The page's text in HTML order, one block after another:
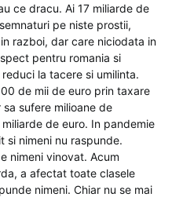
ce dracu. Ai 17 miliarde de
pe niste prostii,
razboi, dar care niciodata in
pentru romania si
la tacere si umilinta.
de mii de euro prin taxare
sufere milioane de
de euro. In pandemie
si nimeni nu raspunde.
nimeni vinovat. Acum
a afectat toate clasele
nimeni. Chiar nu se mai